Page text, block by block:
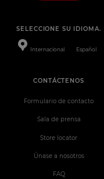
SELECCIONE SU IDIOMA.
Internacional Español
CONTÁCTENOS
Formulario de contacto
Sala de prensa
Store locator
Únase a nosotros
FAQ